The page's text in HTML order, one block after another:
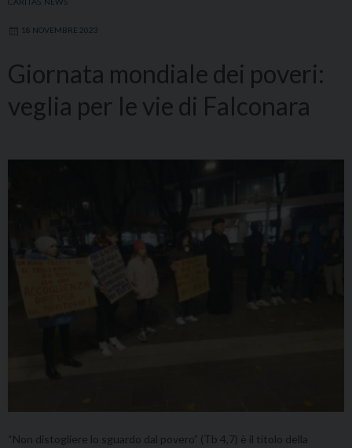
18 NOVEMBRE 2023
Giornata mondiale dei poveri:
veglia per le vie di Falconara
“Non distogliere lo sguardo dal povero” (Tb 4,7) è il titolo della